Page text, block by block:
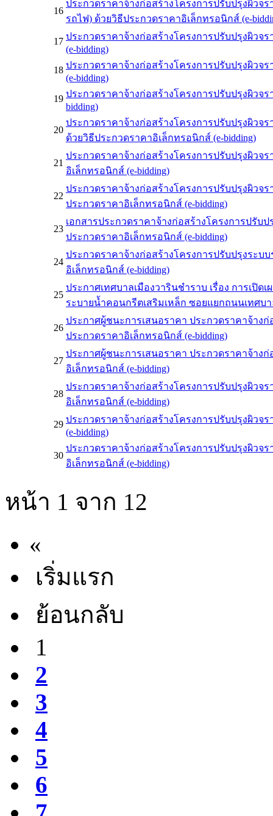
16
ประกวดราคาจ้างก่อสร้างโครงการปรับปรุงผิวจ
รถไฟ) ด้วยวิธีประกวดราคาอิเล็กทรอนิกส์ (e-
17 ประกวดราคาจ้างก่อสร้างโครงการปรับปรุงผิว
(e-bidding)
18 ประกวดราคาจ้างก่อสร้างโครงการปรับปรุงผิว
(e-bidding)
19 ประกวดราคาจ้างก่อสร้างโครงการปรับปรุงผิว
bidding)
20
ประกวดราคาจ้างก่อสร้างโครงการปรับปรุงผิวจ
ด้วยวิธีประกวดราคาอิเล็กทรอนิกส์ (e-bidding)
21
ประกวดราคาจ้างก่อสร้างโครงการปรับปรุงผิว
อิเล็กทรอนิกส์ (e-bidding)
22
ประกวดราคาจ้างก่อสร้างโครงการปรับปรุงผิว
ประกวดราคาอิเล็กทรอนิกส์ (e-bidding)
23
เอกสารประกวดราคาจ้างก่อสร้างโครงการปรับ
ประกวดราคาอิเล็กทรอนิกส์ (e-bidding)
24
ประกวดราคาจ้างก่อสร้างโครงการปรับปรุงระบ
อิเล็กทรอนิกส์ (e-bidding)
25
ประกาศเทศบาลเมืองวารินชำราบ เรื่อง การเปิ
ระบายน้ำคอนกรีตเสริมเหล็ก ซอยแยกถนนเทศบ
26
ประกาศผู้ชนะการเสนอราคา ประกวดราคาจ้า
ประกวดราคาอิเล็กทรอนิกส์ (e-bidding)
27
ประกาศผู้ชนะการเสนอราคา ประกวดราคาจ้าง
อิเล็กทรอนิกส์ (e-bidding)
28
ประกวดราคาจ้างก่อสร้างโครงการปรับปรุงผิวจ
อิเล็กทรอนิกส์ (e-bidding)
29 ประกวดราคาจ้างก่อสร้างโครงการปรับปรุงผิว
(e-bidding)
30
ประกวดราคาจ้างก่อสร้างโครงการปรับปรุงผิวจ
อิเล็กทรอนิกส์ (e-bidding)
หน้า 1 จาก 12
«
เริ่มแรก
ย้อนกลับ
1
2
3
4
5
6